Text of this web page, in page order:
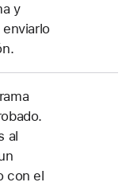
y
al
con el